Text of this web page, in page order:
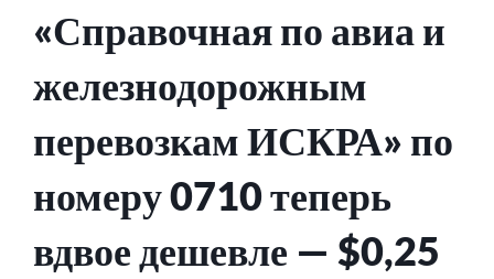
«Справочная по авиа и
железнодорожным
перевозкам ИСКРА» по
номеру 0710 теперь
вдвое дешевле — $0,25